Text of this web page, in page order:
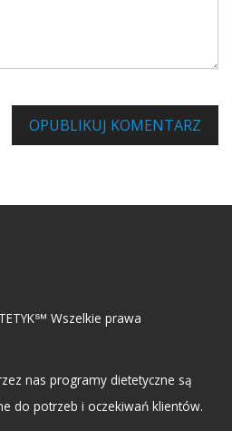
OPUBLIKUJ KOMENTARZ
Wszelkie prawa
nas programy dietetyczne są
do potrzeb i oczekiwań klientów.